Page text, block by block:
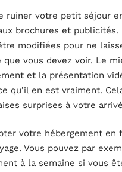
ruiner votre petit séjour
brochures et publicités.
modifiées pour ne
que vous devez voir. Le
et la présentation
qu’il en est vraiment.
surprises à votre
votre hébergement en
Vous pouvez par
à la semaine si vous